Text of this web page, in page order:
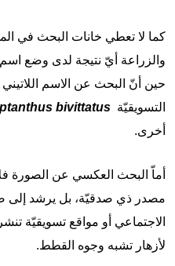
كما لا تعطي خانات البحث في
والزراعة أيّ نتيجة لدى وضع
حين أنّ البحث عن الاسم
التسويقيّة bivittatus
أخرى.
أماّ البحث العكسي عن الصورة
مصدر ذي صدقيّة، بل يرشد إلى
الاجتماعي أو مواقع تسويقيّة
لأزهار تشبه وجوه القطط.